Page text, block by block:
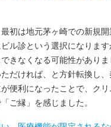
初は地元茅ヶ崎での新規
ル診という選択になりま
きなくなる可能性があり
だければ、と方針転換し
便利になったことで、ク
ご縁」を感じました。